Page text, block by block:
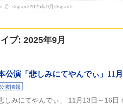
月: <span>2025年9月</span>
ブ: 2025年9月
公演「悲しみにてやんでぃ」11月
演情報
しみにてやんでぃ」 11月13日～16日